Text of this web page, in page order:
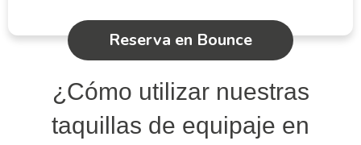
Reserva en Bounce
¿Cómo utilizar nuestras
taquillas de equipaje en